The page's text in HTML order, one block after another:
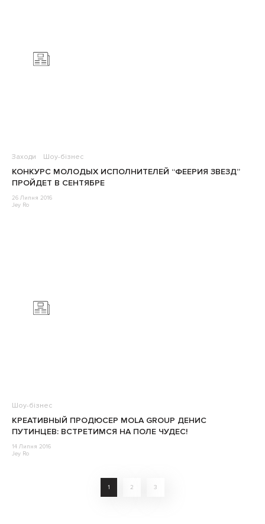
Заходи Шоу-бізнес
КОНКУРС МОЛОДЫХ ИСПОЛНИТЕЛЕЙ “ФЕЕРИЯ ЗВЕЗД”
ПРОЙДЕТ В СЕНТЯБРЕ
26 Липня 2016
Jey Ro
Шоу-бізнес
КРЕАТИВНЫЙ ПРОДЮСЕР MOLA GROUP ДЕНИС
ПУТИНЦЕВ: ВСТРЕТИМСЯ НА ПОЛЕ ЧУДЕС!
14 Липня 2016
Jey Ro
1 2 3